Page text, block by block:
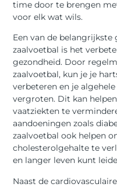
time door te brengen
voor elk wat wils.
Een van de belangrijkste
zaalvoetbal is het
gezondheid. Door
zaalvoetbal, kun je je
verbeteren en je
vergroten. Dit kan
vaatziekten te
aandoeningen zoals
zaalvoetbal ook helpen
cholesterolgehalte te
en langer leven kunt
Naast de